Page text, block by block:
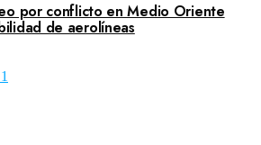
por conflicto en Medio Oriente
de aerolíneas
1